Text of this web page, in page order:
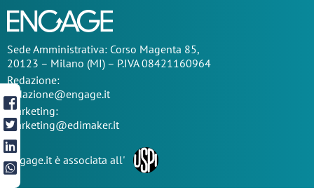
SedeAmministrativa: Corso Magenta 85,
20123 – Milano (MI) – P.IVA 08421160964
Redazione:
redazione@engage.it
Marketing:
marketing@edimaker.it
Engage.it è associata all'